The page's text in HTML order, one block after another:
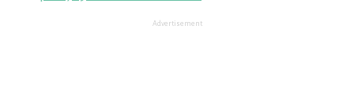
Advertisement